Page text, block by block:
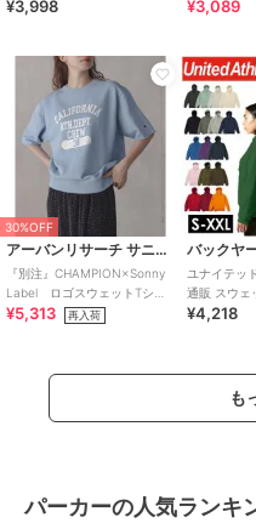
ジップアップ スウェット 春秋
¥3,998 ¥3,089
30%OFF
アーバンリサーチ サニーレーベル
『別注』CHAMPION×Sonny
Label ロゴスウェットTシャ
ツ
¥5,313 再入荷
バックヤ
ユナイテッ
通販 スウェ
裏起毛 メン
¥4,218
も
パーカーの人気ランキ